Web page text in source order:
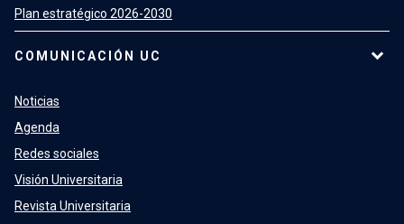
Plan estratégico 2026-2030
COMUNICACIÓN UC
Noticias
Agenda
Redes sociales
Visión Universitaria
Revista Universitaria